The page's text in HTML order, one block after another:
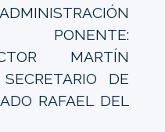
PONENTE:
MARTÍN
DE
RAFAEL DEL